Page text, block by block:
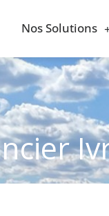
Nos Solutions